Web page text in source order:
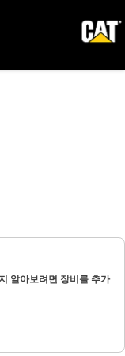
알아보려면 장비를 추가